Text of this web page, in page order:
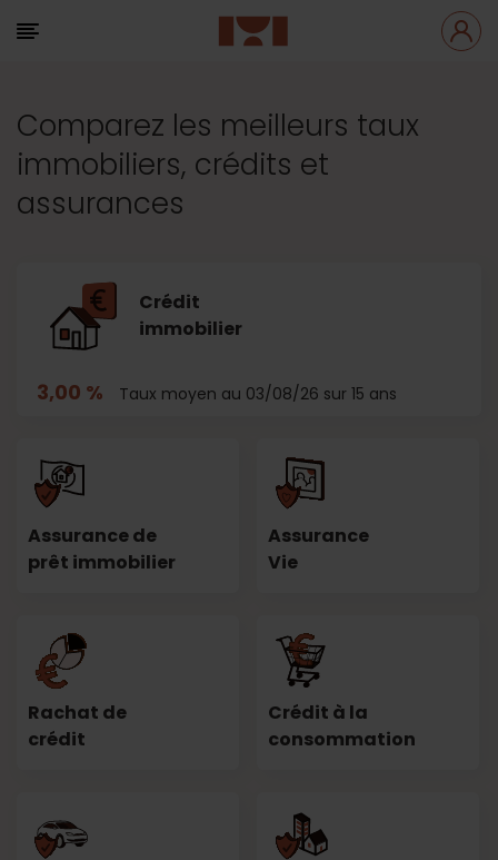
Comparez les meilleurs taux
immobiliers, crédits et
assurances
Crédit
immobilier
3,00 % Taux moyen au 03/08/26 sur 15 ans
Assurance de
prêt immobilier
Assurance
Vie
Rachat de
crédit
Crédit à la
consommation